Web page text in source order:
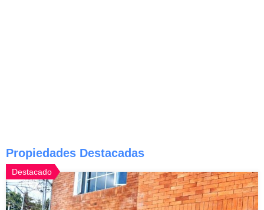
Propiedades Destacadas
Destacado